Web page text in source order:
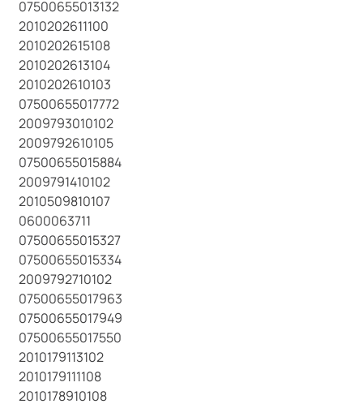
07500655013132
2010202611100
2010202615108
2010202613104
2010202610103
07500655017772
2009793010102
2009792610105
07500655015884
2009791410102
2010509810107
0600063711
07500655015327
07500655015334
2009792710102
07500655017963
07500655017949
07500655017550
2010179113102
2010179111108
2010178910108